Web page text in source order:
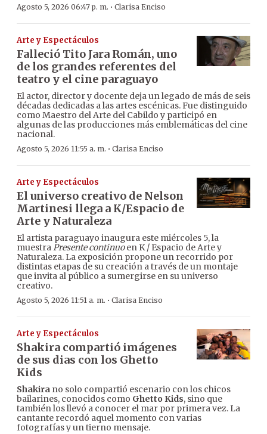
Agosto 5, 2026 06:47 p. m. · Clarisa Enciso
Arte y Espectáculos
Falleció Tito Jara Román, uno
de los grandes referentes del
teatro y el cine paraguayo
El actor, director y docente deja un legado de más de seis
décadas dedicadas a las artes escénicas. Fue distinguido
como Maestro del Arte del Cabildo y participó en
algunas de las producciones más emblemáticas del cine
nacional.
Agosto 5, 2026 11:55 a. m. · Clarisa Enciso
Arte y Espectáculos
El universo creativo de Nelson
Martinesi llega a K/Espacio de
Arte y Naturaleza
El artista paraguayo inaugura este miércoles 5, la
muestraPresente continuoen K / Espacio de Arte y
Naturaleza. La exposición propone un recorrido por
distintas etapas de su creación a través de un montaje
que invita al público a sumergirse en su universo
creativo.
Agosto 5, 2026 11:51 a. m. · Clarisa Enciso
Arte y Espectáculos
Shakira compartió imágenes
de sus dias con los Ghetto
Kids
Shakira no solo compartió escenario con los chicos
bailarines, conocidos como Ghetto Kids, sino que
también los llevó a conocer el mar por primera vez. La
cantante recordó aquel momento con varias
fotografías y un tierno mensaje.